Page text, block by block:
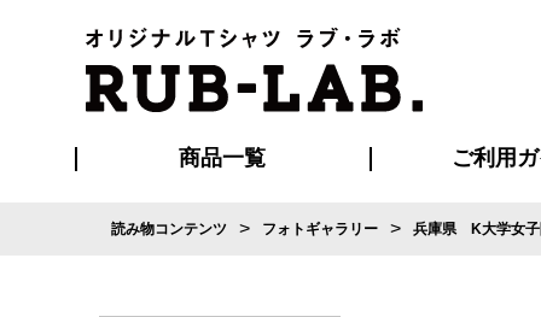
商品一覧 ご利用
ご利用ガ
はじめて
再注文の
お支払い方法
割引まとめ
発送・特急サー
版の保管期限
よくある
読み物コンテンツ > フォトギャラリー > 兵庫県 K大学女子